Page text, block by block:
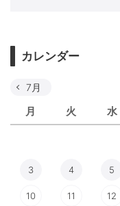
カレンダー
月 火 水
7月
3 4 5
10 11 12